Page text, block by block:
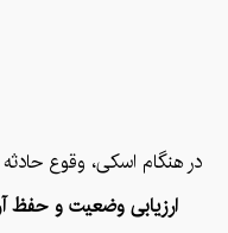
در هنگام اسکی، وقوع
ارزیابی وضعیت و حفظ